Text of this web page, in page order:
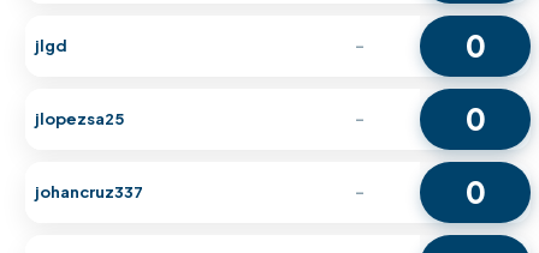
jlgd - 0
jlopezsa25 - 0
johancruz337 - 0